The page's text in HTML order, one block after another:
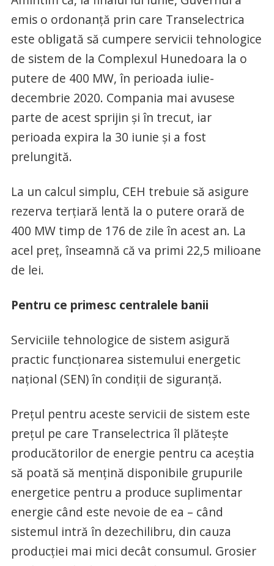
emis o ordonanță prin care Transelectrica
este obligată să cumpere servicii tehnologice
de sistem de la Complexul Hunedoara la o
putere de 400 MW, în perioada iulie-
decembrie 2020. Compania mai avusese
parte de acest sprijin și în trecut, iar
perioada expira la 30 iunie și a fost
prelungită.
La un calcul simplu, CEH trebuie să asigure
rezerva terțiară lentă la o putere orară de
400 MW timp de 176 de zile în acest an. La
acel preț, înseamnă că va primi 22,5 milioane
de lei.
Pentru ce primesc centralele banii
Serviciile tehnologice de sistem asigură
practic funcţionarea sistemului energetic
naţional (SEN) în condiţii de siguranţă.
Preţul pentru aceste servicii de sistem este
preţul pe care Transelectrica îl plăteşte
producătorilor de energie pentru ca aceştia
să poată să menţină disponibile grupurile
energetice pentru a produce suplimentar
energie când este nevoie de ea – când
sistemul intră în dezechilibru, din cauza
producţiei mai mici decât consumul. Grosier